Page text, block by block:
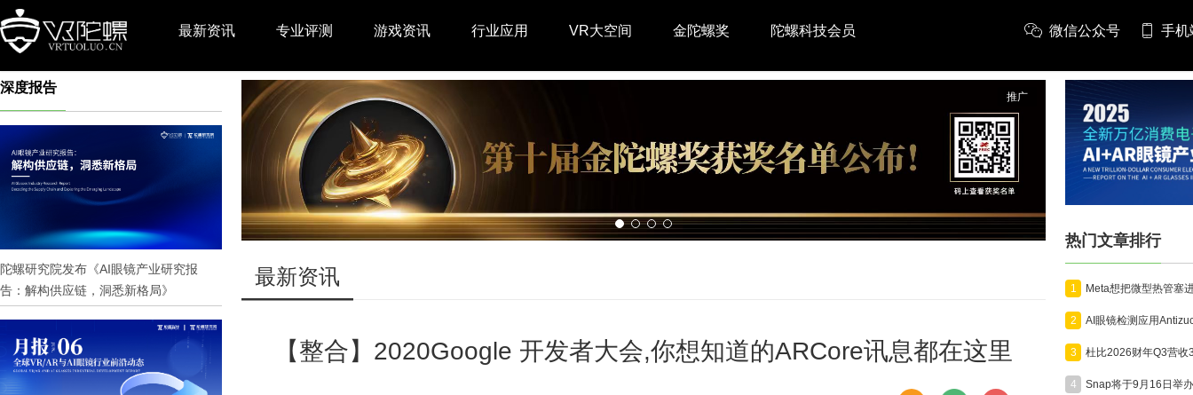
最新资讯 专业评测 游戏资讯 行业应用 VR大空间 金陀螺奖 陀螺科技会员 微信公众号 手机
深度报告
陀螺研究院发布《AI眼镜产业研究报
告：解构供应链，洞悉新格局》
推广
最新资讯
【整合】2020Google 开发者大会,你想知道的ARCore讯息都在这里
热门文章排行
1
2
3
4